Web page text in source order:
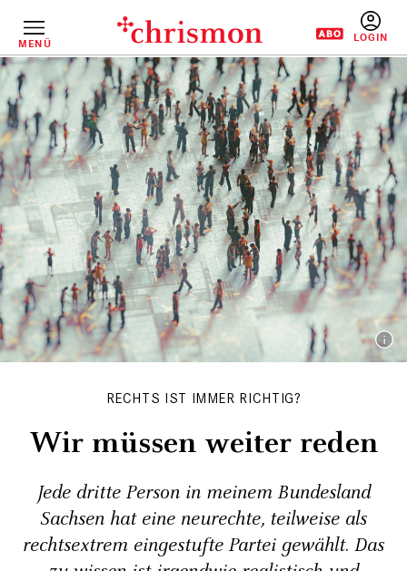
InhaltMENÜ
RECHTS IST IMMER RICHTIG?
Wir müssen weiter reden
Jede dritte Person in meinem Bundesland
Sachsen hat eine neurechte, teilweise als
rechtsextrem eingestufte Partei gewählt. Das